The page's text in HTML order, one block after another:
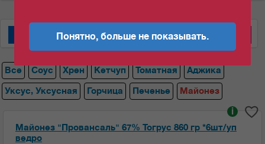
"Кухмастер" (Элита) Майонез, уксус Томатная паста "Моравка"
Все Соус Хрен Кетчуп Томатная
Аджика
Уксус, Уксусная
Горчица Печенье Майонез
Майонез "Провансаль" 67% Тогрус 860 гр *6шт/уп
ведро
i
Понятно, больше не показывать.